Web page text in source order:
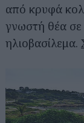
από κρυφά
γνωστή θέα
ηλιοβασίλεμα.